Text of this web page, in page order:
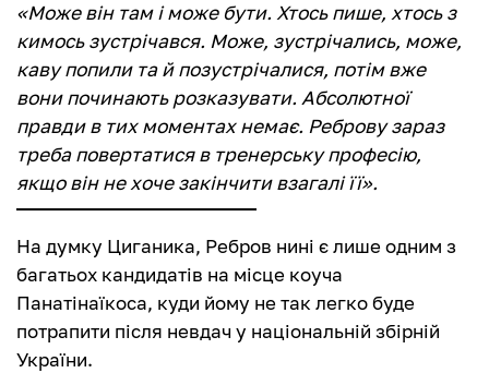
«Може він там і може бути. Хтось пише, хтось з
кимось зустрічався. Може, зустрічались, може,
каву попили та й позустрічалися, потім вже
вони починають розказувати. Абсолютної
правди в тих моментах немає. Реброву зараз
треба повертатися в тренерську професію,
якщо він не хоче закінчити взагалі її».
На думку Циганика, Ребров нині є лише одним з
багатьох кандидатів на місце коуча
Панатінаїкоса, куди йому не так легко буде
потрапити після невдач у національній збірній
України.